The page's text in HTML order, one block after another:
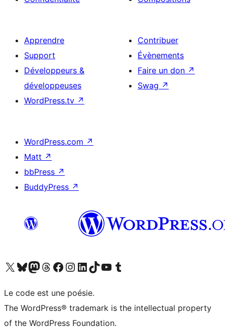
Apprendre
Support
Développeurs &
développeuses
WordPress.tv ↗
Contribuer
Évènements
Faire un don ↗
Swag ↗
WordPress.com ↗
Matt ↗
bbPress ↗
BuddyPress ↗
Visitez notre compte X (précédemment Twitter)
Visiter notre compte Bluesky
Visiter notre compte Mastodon
Visiter notre compte Threads
Consulter notre compte Facebook
Consulter notre compte Instagram
Consulter notre compte LinkedIn
Visiter notre compte TokTok
Visiter notre chaîne YouTube
Visiter notre compte Tumblr
Le code est une poésie.
The WordPress® trademark is the intellectual property
of the WordPress Foundation.